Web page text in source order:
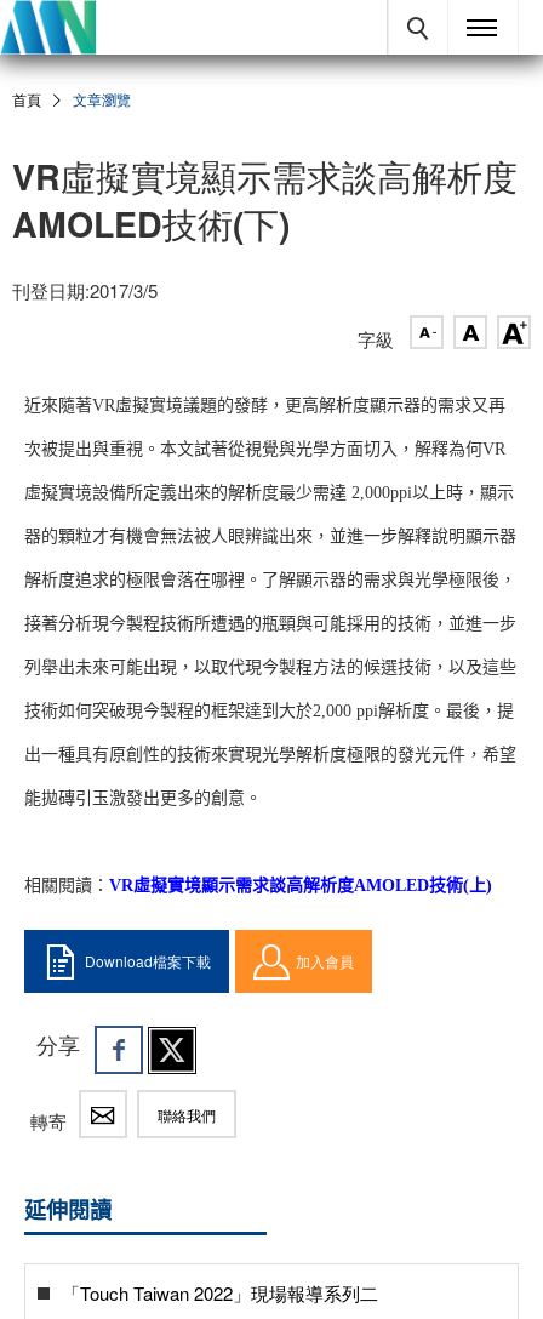
首頁 文章瀏覽
VR虛擬實境顯示需求談高解析度
AMOLED技術(下)
刊登日期:2017/3/5
字級
近來隨著VR虛擬實境議題的發酵，更高解析度顯示器的需求又再
次被提出與重視。本文試著從視覺與光學方面切入，解釋為何VR
虛擬實境設備所定義出來的解析度最少需達 2,000ppi以上時，顯示
器的顆粒才有機會無法被人眼辨識出來，並進一步解釋說明顯示器
解析度追求的極限會落在哪裡。了解顯示器的需求與光學極限後，
接著分析現今製程技術所遭遇的瓶頸與可能採用的技術，並進一步
列舉出未來可能出現，以取代現今製程方法的候選技術，以及這些
技術如何突破現今製程的框架達到大於2,000 ppi解析度。最後，提
出一種具有原創性的技術來實現光學解析度極限的發光元件，希望
能拋磚引玉激發出更多的創意。
相關閱讀： VR虛擬實境顯示需求談高解析度AMOLED技術(上)
Download檔案下載 加入會員
分享
轉寄 聯絡我們
延伸閱讀
「Touch Taiwan 2022」現場報導系列二